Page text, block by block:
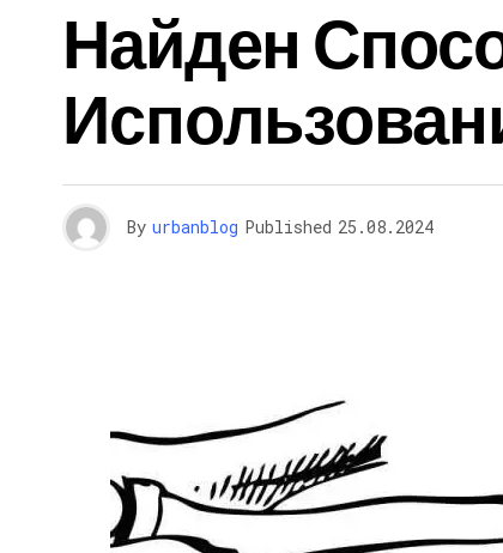
Найден
By urbanblog Published 25.08.2024